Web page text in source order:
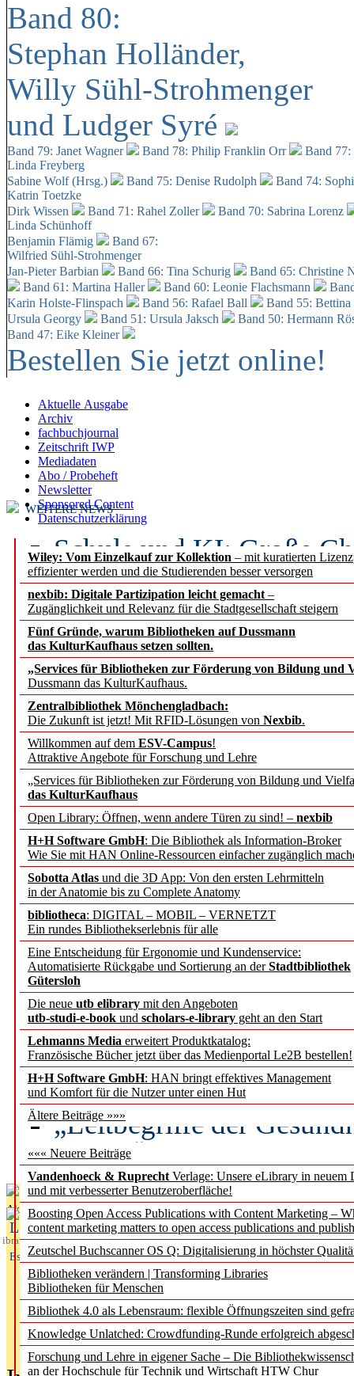
Band 80:
Stephan Holländer,
Willy Sühl-Strohmenger
und Ludger Syré
Band 79: Janet Wagner Band 78: Philip Franklin Orr
Band
Linda Freyberg
Sabine Wolf (Hrsg.)
Band 75: Denise Rudolph
Band 74:
Katrin Toetzke
Dirk Wissen
Band 71: Rahel Zoller
Band 70: Sabrina Lorenz
Linda Schünhoff
Benjamin Flämig
Band 67:
Wilfried Sühl-Strohmenger
Jan-Pieter Barbian
Band 66: Tina Schurig
Band 65: Christine
Band 61: Martina Haller
Band 60: Leonie Flachsmann
Karin Holste-Flinspach
Band 56: Rafael Ball
Band 55:
Ursula Georgy
Band 51: Ursula Jaksch Band 50: Hermann
Band 47: Eike Kleiner
Bestellen Sie jetzt online!
Aktuelle Ausgabe
Archiv
fachbuchjournal
Zeitschrift IWP
Mediadaten
Abo / Probeheft
Newsletter
Sponsored Content
Datenschutzerklärung
Wiley: Vom Einzelkauf zur Kollektion – mit kuratierten
effizienter werden und die Studierenden besser versorgen
nexbib: Digitale Partizipation leicht gemacht –
Zugänglichkeit und Relevanz für die Stadtgesellschaft steigern
Fünf Gründe, warum Bibliotheken auf Dussmann
das KulturKaufhaus setzen sollten.
„Services für Bibliotheken zur Förderung von Bildung und
Dussmann das KulturKaufhaus.
Zentralbibliothek Mönchengladbach:
Die Zukunft ist jetzt! Mit RFID-Lösungen von Nexbib.
Willkommen auf dem ESV-Campus!
Attraktive Angebote für Forschung und Lehre
„Services für Bibliotheken zur Förderung von Bildung und
das KulturKaufhaus
Open Library: Öffnen, wenn andere Türen zu sind! – nexbib
H+H Software GmbH: Die Bibliothek als Information-Broker
Wie Sie mit HAN Online-Ressourcen einfacher zugänglich
Sobotta Atlas und die 3D App: Von den ersten Lehrmitteln
in der Anatomie bis zu Complete Anatomy
bibliotheca: DIGITAL – MOBIL – VERNETZT
Ein rundes Bibliothekserlebnis für alle
Eine Entscheidung für Ergonomie und Kundenservice:
Automatisierte Rückgabe und Sortierung an derStadtbibliothek
Gütersloh
Die neue utb elibrary mit den Angeboten
utb-studi-e-book und scholars-e-library geht an den Start
Lehmanns Media erweitert Produktkatalog:
Französische Bücher jetzt über das Medienportal Le2B bestellen!
H+H Software GmbH: HAN bringt effektives Management
und Komfort für die Nutzer unter einen Hut
Ältere Beiträge »»»
««« Neuere Beiträge
Vandenhoeck & Ruprecht Verlage: Unsere eLibrary in neuem
und mit verbesserter Benutzeroberfläche!
Boosting Open Access Publications with Content Marketing –
content marketing matters to open access publications and
Zeutschel Buchscanner OS Q: Digitalisierung in höchster
Bibliotheken verändern | Transforming Libraries
Bibliotheken für Menschen
Bibliothek 4.0 als Lebensraum: flexible Öffnungszeiten sind
Knowledge Unlatched: Crowdfunding-Runde erfolgreich
Forschung und Lehre in eigener Sache – Die
an der Hochschule für Technik und Wirtschaft HTW Chur
WEITERE NEWS
Schule und KI: Große
Voraussetzungen
Erfolgreiches erstes
Segment Research –
angepasst
konstruktiv!
Mohr Siebeck
und die Zeitschrift für
Francke Attempto
EBSCO Information
Recherchefunktionen in
Sorbisches Institut neu
Geschichte und
Künstliche Intelligenz
besser zu verstehen
„Leitbegriffe der
des BIÖG erscheinen
Aktuelles aus
L
ibrary
Essentials